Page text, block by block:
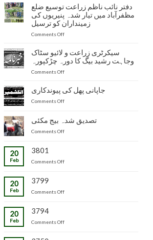
دفتر نائب ناظم زراعت توسیع ضلع
مظفرآباد میں تیار شدہ پنیریوں کی
زمینداران کو ترسیل
Comments Offon
ناظم
زراعت
توسیع
مظفرآباد
پنیریوں
سیکرٹری زراعت و لائیو سٹاک
وجاہت رشید بیگ کا دورہ چڑکپورہ
Comments Offon
زراعت
و
لائیو
وجاہت
جاپانی پھل کی پیوندکاری
Comments Offon
کی
پیوندکاری
تصدیق شدہ بیج مکئی
Comments Offon
مکئی
20
Feb
3801
Comments Offon
20
Feb
3799
Comments Offon
20
Feb
3794
Comments Offon